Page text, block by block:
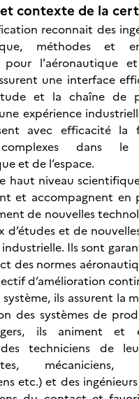
contexte de la
reconnait des
méthodes et
pour l'aéronautique
une interface
et la chaîne de
expérience
avec efficacité la
dans
et de l’espace.
haut niveau
et accompagnent en
de nouvelles
d’études et de
Ils sont
des normes
d’amélioration
ils assurent la
des systèmes de
ils animent et
techniciens de
mécaniciens,
etc.) et des